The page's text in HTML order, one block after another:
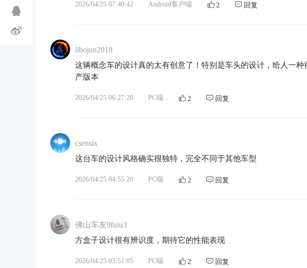
2026/04/25 07:40:42 Android客户端 2 回复
libojun2018
这辆概念车的设计真的太有创意了！特别是车头的设计，给人一
产版本
2026/04/25 06:27:20 PC端 2 回复
csensix
这台车的设计风格确实很独特，完全不同于其他车型
2026/04/25 04:55:20 PC端 2 回复
佛山车友9fuiu3
方盒子设计很有辨识度，期待它的性能表现
2026/04/25 03:51:05 PC端 2 回复